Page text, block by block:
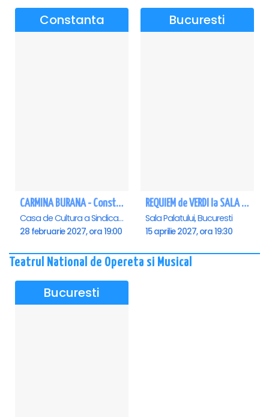
Constanta
CARMINA BURANA - Constanta
Casa de Cultura a Sindicatelor - Sala Mare, Constanta
28 februarie 2027, ora 19:00
Bucuresti
REQUIEM de VERDI la SALA PALATULUI
Sala Palatului, Bucuresti
15 aprilie 2027, ora 19:30
Teatrul National de Opereta si Musical
Bucuresti